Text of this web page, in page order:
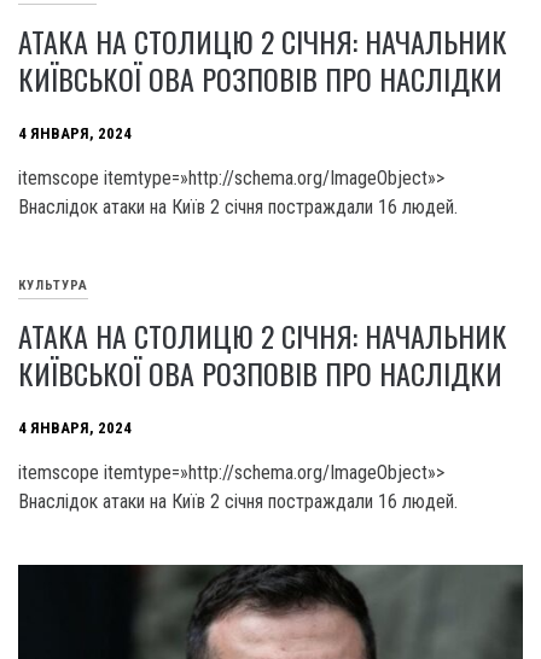
АТАКА НА СТОЛИЦЮ 2 СІЧНЯ: НАЧАЛЬНИК
КИЇВСЬКОЇ ОВА РОЗПОВІВ ПРО НАСЛІДКИ
4 ЯНВАРЯ, 2024
itemscope itemtype=»http://schema.org/ImageObject»>
Внаслідок атаки на Київ 2 січня постраждали 16 людей.
КУЛЬТУРА
АТАКА НА СТОЛИЦЮ 2 СІЧНЯ: НАЧАЛЬНИК
КИЇВСЬКОЇ ОВА РОЗПОВІВ ПРО НАСЛІДКИ
4 ЯНВАРЯ, 2024
itemscope itemtype=»http://schema.org/ImageObject»>
Внаслідок атаки на Київ 2 січня постраждали 16 людей.